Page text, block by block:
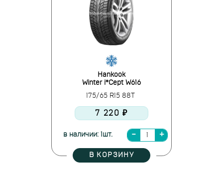
Hankook
Winter i*Cept W616
175/65 R15 88T
7 220 ₽
в наличии: 1шт.
В КОРЗИНУ